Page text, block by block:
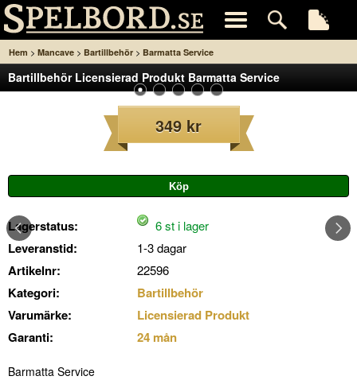
Hem > Mancave > Bartillbehör > Barmatta Service
Bartillbehör Licensierad Produkt Barmatta Service
349 kr
Lagerstatus: 6 st i lager
Leveranstid: 1-3 dagar
Artikelnr: 22596
Kategori:
Bartillbehör
Varumärke:
Licensierad Produkt
Garanti:
24 mån
Barmatta Service